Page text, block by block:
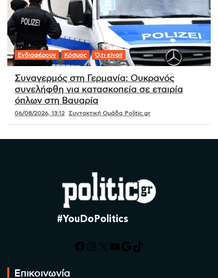
Ενδιαφέρουν Κόσμος Ό,τι είναι!
Συναγερμός στη Γερμανία: Ουκρανός
συνελήφθη για κατασκοπεία σε εταιρία
όπλων στη Βαυαρία
06/08/2026, 13:12 Συντακτική Ομάδα Politic.gr
#YouDoPolitics
Facebook
Instagram
X YouTube
Google
TikTok
Επικοινωνία